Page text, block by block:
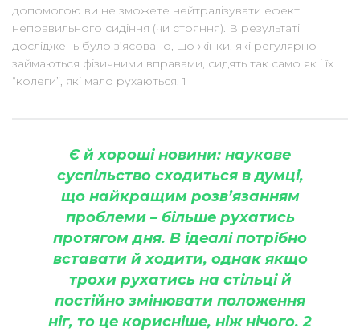
допомогою ви не зможете нейтралізувати ефект
неправильного сидіння (чи стояння). В результаті
досліджень було з’ясовано, що жінки, які регулярно
займаються фізичними вправами, сидять так само як і їх
“колеги”, які мало рухаються. 1
Є й хороші новини: наукове
суспільство сходиться в думці,
що найкращим розв’язанням
проблеми – більше рухатись
протягом дня. В ідеалі потрібно
вставати й ходити, однак якщо
трохи рухатись на стільці й
постійно змінювати положення
ніг, то це корисніше, ніж нічого. 2